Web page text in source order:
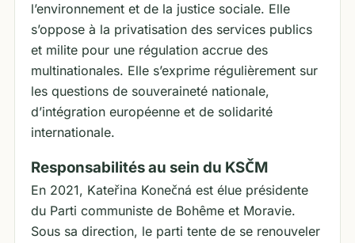
l’environnement et de la justice sociale. Elle
s’oppose à la privatisation des services publics
et milite pour une régulation accrue des
multinationales. Elle s’exprime régulièrement sur
les questions de souveraineté nationale,
d’intégration européenne et de solidarité
internationale.
Responsabilités au sein du KSČM
En 2021, Kateřina Konečná est élue présidente
du Parti communiste de Bohême et Moravie.
Sous sa direction, le parti tente de se renouveler